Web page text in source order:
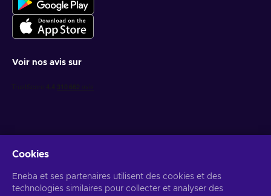
Voir nos avis sur
S’abonner
Cookies
Eneba et ses partenaires utilisent des cookies et des
technologies similaires pour collecter et analyser des